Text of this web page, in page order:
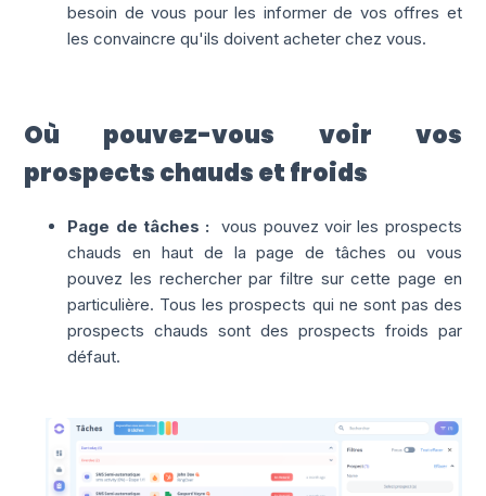
besoin de vous pour les informer de vos offres et
les convaincre qu'ils doivent acheter chez vous.
Où pouvez-vous voir vos
prospectschauds et froids
Page de tâches :
vous pouvez voir les prospects
chauds en haut de la page de tâches ou vous
pouvez les rechercher par filtre sur cette page en
particulière. Tous les prospects qui ne sont pas des
prospects chauds sont des prospects froids par
défaut.